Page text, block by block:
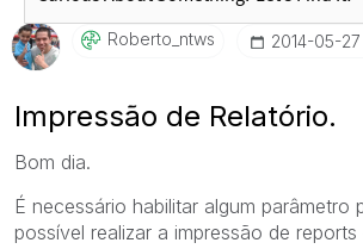
Roberto_ntws ‎2014-05-27
Impressão de Relatório.
Bom dia.
É necessário habilitar algum parâmetro
possível realizar a impressão de